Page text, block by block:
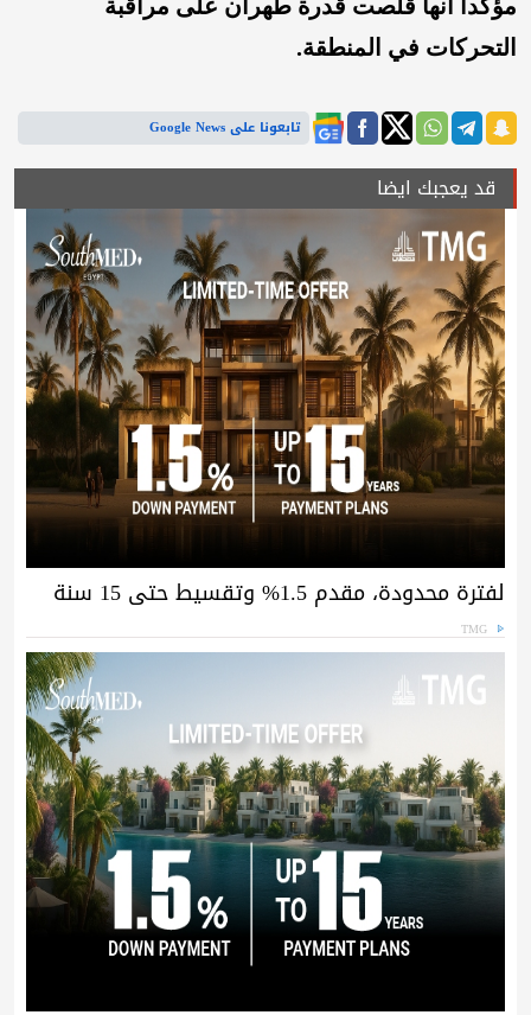
مؤكداً أنها قلّصت قدرة طهران على مراقبة
التحركات في المنطقة.
تابعونا على Google News
قد يعجبك ايضا
لفترة محدودة، مقدم 1.5% وتقسيط حتى 15 سنة
TMG